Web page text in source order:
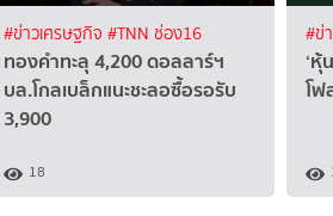
#ข่าวเศรษฐกิจ #TNN ช่อง16
ทองคำทะลุ 4,200 ดอลลาร์ฯ
บล.โกลเบล็กแนะชะลอซื้อรอรับ
3,900
18
#ข่
‘หุ้
โฟ